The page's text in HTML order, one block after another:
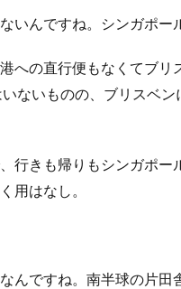
いんですね。シンガポー
への直行便もなくてブリ
ないものの、ブリスベ
行きも帰りもシンガポー
用はなし。
んですね。南半球の片田